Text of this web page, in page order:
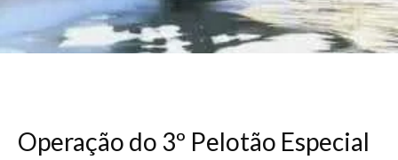
Operação do 3º Pelotão Especial